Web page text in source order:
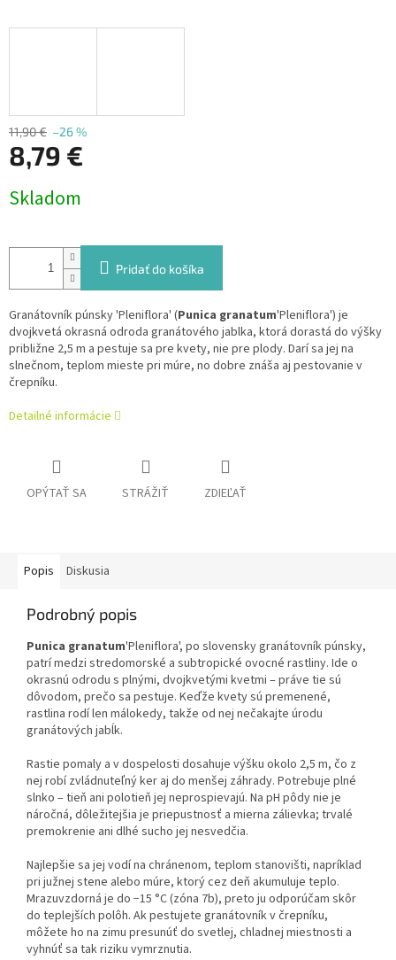
11,90 € –26 %
8,79 €
cena:
Skladom
Pridať do košíka
Granátovník púnsky 'Pleniflora' (Punica granatum'Pleniflora') je
dvojkvetá okrasná odroda granátového jablka, ktorá dorastá do výšky
približne 2,5 m a pestuje sa pre kvety, nie pre plody. Darí sa jej na
slnečnom, teplom mieste pri múre, no dobre znáša aj pestovanie v
črepníku.
Detailné informácie
OPÝTAŤ SA STRÁŽIŤ ZDIEĽAŤ
Popis Diskusia
Podrobný popis
Punica granatum'Pleniflora', po slovensky granátovník púnsky,
patrí medzi stredomorské a subtropické ovocné rastliny. Ide o
okrasnú odrodu s plnými, dvojkvetými kvetmi – práve tie sú
dôvodom, prečo sa pestuje. Keďže kvety sú premenené,
rastlina rodí len málokedy, takže od nej nečakajte úrodu
granátových jabĺk.
Rastie pomaly a v dospelosti dosahuje výšku okolo 2,5 m, čo z
nej robí zvládnuteľný ker aj do menšej záhrady. Potrebuje plné
slnko – tieň ani polotieň jej neprospievajú. Na pH pôdy nie je
náročná, dôležitejšia je priepustnosť a mierna zálievka; trvalé
premokrenie ani dlhé sucho jej nesvedčia.
Najlepšie sa jej vodí na chránenom, teplom stanovišti, napríklad
pri južnej stene alebo múre, ktorý cez deň akumuluje teplo.
Mrazuvzdorná je do −15 °C (zóna 7b), preto ju odporúčam skôr
do teplejších polôh. Ak pestujete granátovník v črepníku,
môžete ho na zimu presunúť do svetlej, chladnej miestnosti a
vyhnúť sa tak riziku vymrznutia.